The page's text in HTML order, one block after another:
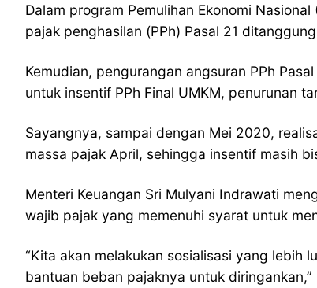
Dalam program Pemulihan Ekonomi
pajak penghasilan (PPh) Pasal 21
Kemudian, pengurangan angsuran PPh
untuk insentif PPh Final UMKM, penurunan
Sayangnya, sampai dengan Mei 2020,
massa pajak April, sehingga insentif masih
Menteri Keuangan Sri Mulyani Indrawati
wajib pajak yang memenuhi syarat untuk
“Kita akan melakukan sosialisasi yang lebih
bantuan beban pajaknya untuk